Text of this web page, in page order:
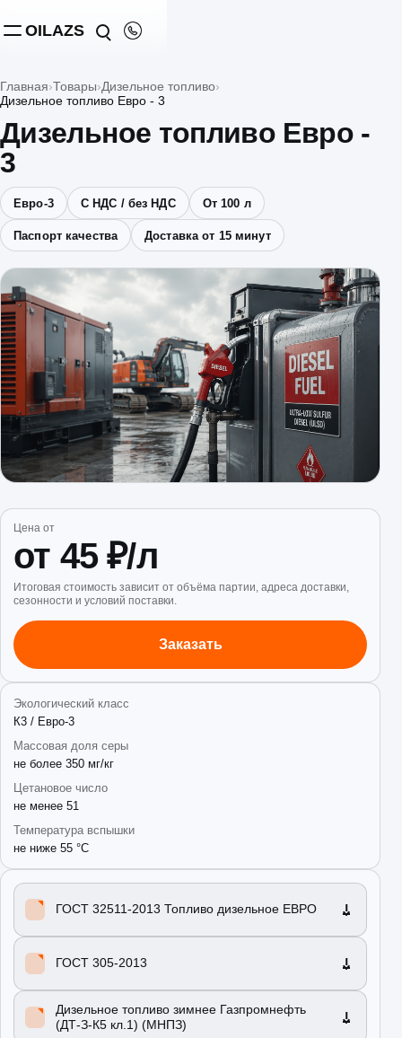
OILAZS
Главная Товары Дизельное топливо
Дизельное топливо Евро - 3
Дизельное топливо Евро -
3
Евро-3 С НДС / без НДС От 100 л
Паспорт качества Доставка от 15 минут
Цена от
от 45 ₽/л
Итоговая стоимость зависит от объёма партии, адреса доставки,
сезонности и условий поставки.
Заказать
Экологический класс
К3 / Евро-3
Массовая доля серы
не более 350 мг/кг
Цетановое число
не менее 51
Температура вспышки
не ниже 55 °C
ГОСТ 32511-2013 Топливо дизельное ЕВРО
ГОСТ 305-2013
Дизельное топливо зимнее Газпромнефть
(ДТ-З-К5 кл.1) (МНПЗ)